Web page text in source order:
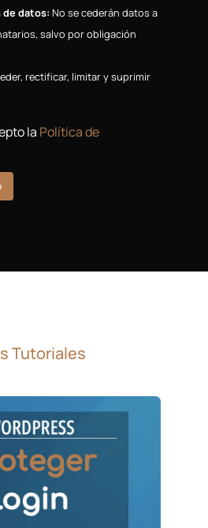
de datos: No se cederán datos a
salvo por obligación
rectificar, limitar y suprimir
la Política de
Tutoriales